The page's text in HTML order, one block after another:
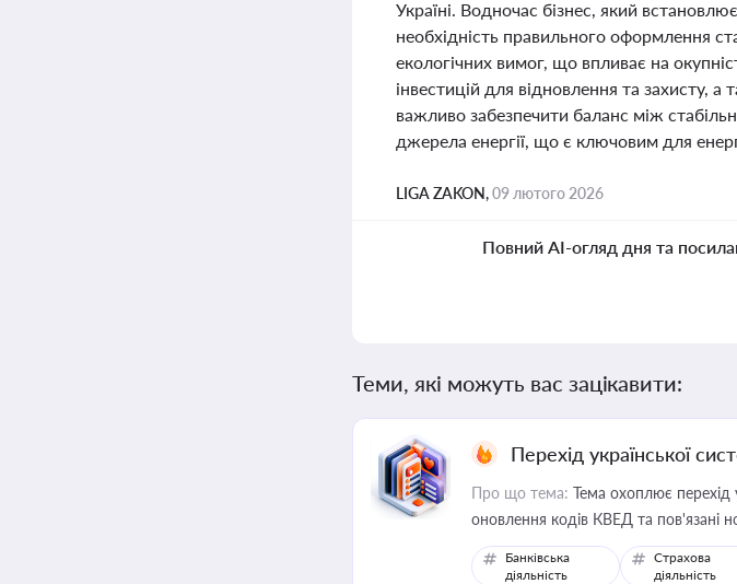
Україні. Водночас бізнес, який
необхідність правильного оформлення
екологічних вимог, що впливає на
інвестицій для відновлення та захисту,
важливо забезпечити баланс між
джерела енергії, що є ключовим для
LIGA ZAKON,09 лютого 2026
Повний AI-огляд дня та
Теми, які можуть вас зацікавити:
Перехід української
Про що тема: Тема охоплює перехід
оновлення кодів КВЕД та пов'язані
Банківська
діяльність
Страхова
діяльність